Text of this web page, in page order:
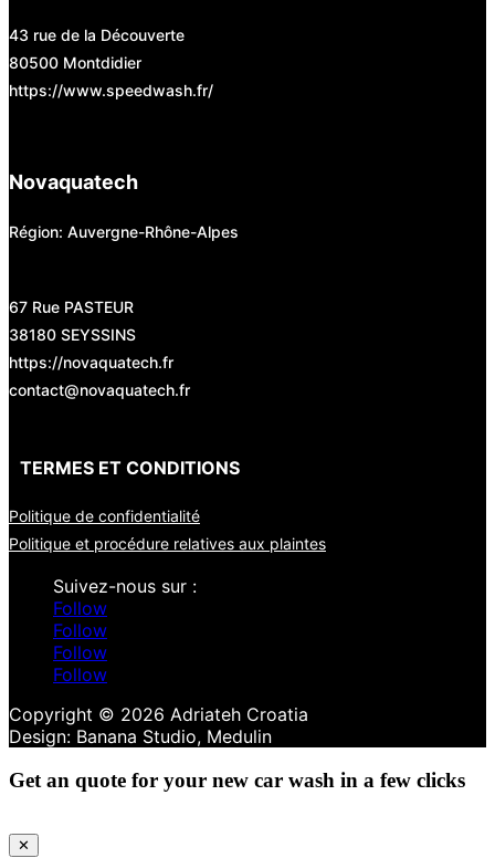
43 rue de la Découverte
80500 Montdidier
https://www.speedwash.fr/
Novaquatech
Région: Auvergne-Rhône-Alpes
67 Rue PASTEUR
38180 SEYSSINS
https://novaquatech.fr
contact@novaquatech.fr
TERMES ET CONDITIONS
Politique de confidentialité
Politique et procédure relatives aux plaintes
Follow
Follow
Follow
Follow
Copyright © 2026 Adriateh Croatia
Get an quote for your new car wash in a few clicks
✕